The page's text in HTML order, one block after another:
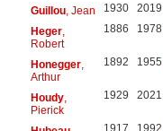
Guillou, Jean 1930 2019
Heger,
Robert
1886 1978
Honegger,
Arthur
1892 1955
Houdy,
Pierick
1929 2021
1917 1992